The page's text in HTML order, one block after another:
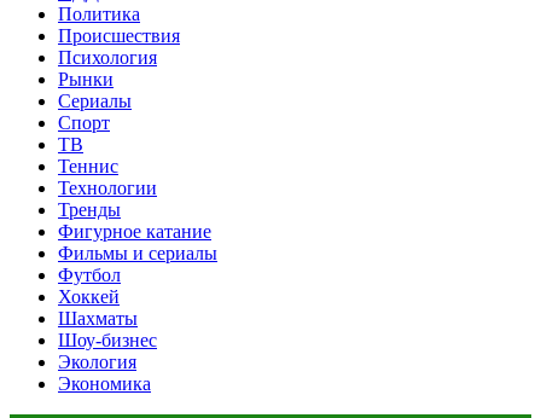
Политика
Происшествия
Психология
Рынки
Сериалы
Спорт
ТВ
Теннис
Технологии
Тренды
Фигурное катание
Фильмы и сериалы
Футбол
Хоккей
Шахматы
Шоу-бизнес
Экология
Экономика